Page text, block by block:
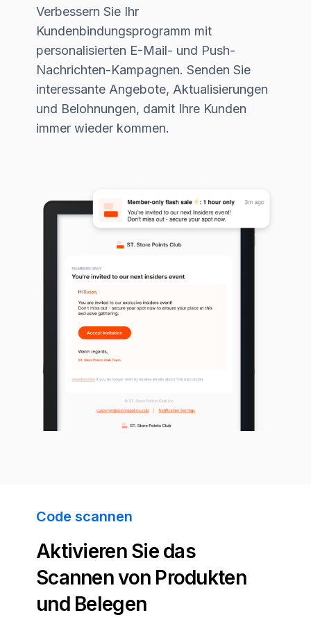
Verbessern Sie Ihr
Kundenbindungsprogramm mit
personalisierten E-Mail- und Push-
Nachrichten-Kampagnen. Senden Sie
interessante Angebote, Aktualisierungen
und Belohnungen, damit Ihre Kunden
immer wieder kommen.
Code scannen
Aktivieren Sie das
Scannen von Produkten
und Belegen